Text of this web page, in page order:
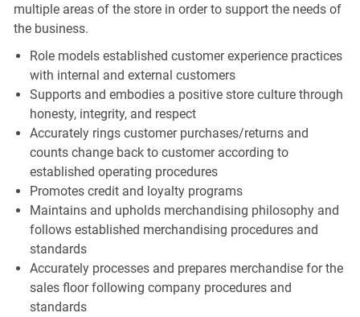
multiple areas of the store in order to support the needs of
the business.
Role models established customer experience practices
with internal and external customers
Supports and embodies a positive store culture through
honesty, integrity, and respect
Accurately rings customer purchases/returns and
counts change back to customer according to
established operating procedures
Promotes credit and loyalty programs
Maintains and upholds merchandising philosophy and
follows established merchandising procedures and
standards
Accurately processes and prepares merchandise for the
sales floor following company procedures and
standards